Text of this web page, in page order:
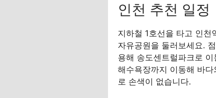
인천 추천 일정
지하철 1호선을 타고 인
자유공원을 둘러보세요.
용해 송도센트럴파크로
해수욕장까지 이동해 바
로 손색이 없습니다.